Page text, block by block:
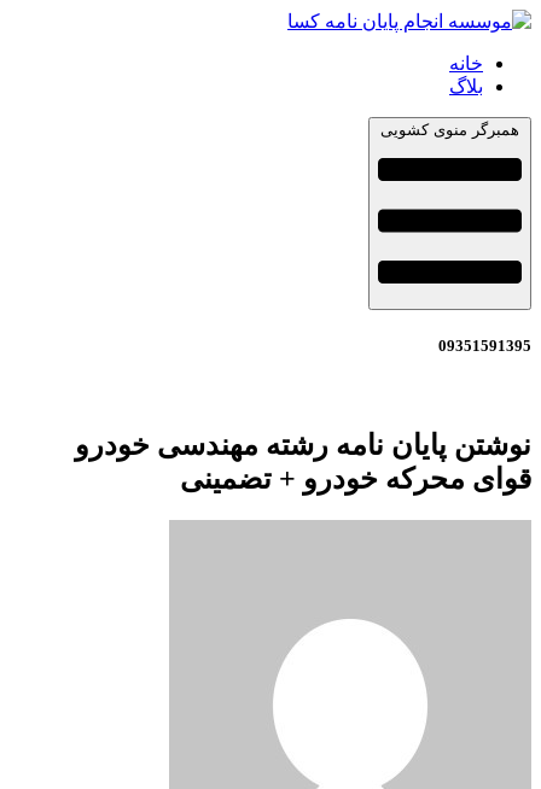
خانه
بلاگ
همبرگر منوی کشویی
09351591395
نوشتن پایان نامه رشته مهندسی خودرو
قوای محرکه خودرو + تضمینی